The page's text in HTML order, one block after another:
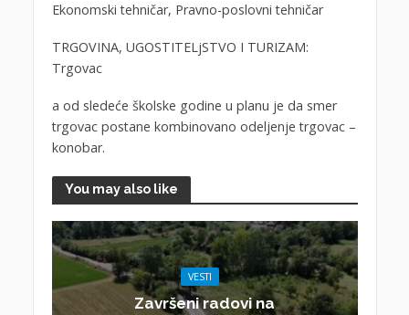
Ekonomski tehničar, Pravno-poslovni tehničar
TRGOVINA, UGOSTITELjSTVO I TURIZAM:
Trgovac
a od sledeće školske godine u planu je da smer
trgovac postane kombinovano odeljenje trgovac –
konobar.
You may also like
VESTI
Završeni radovi na